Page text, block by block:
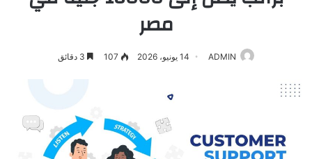
مصر
ADMIN 14 يونيو، 2026 107